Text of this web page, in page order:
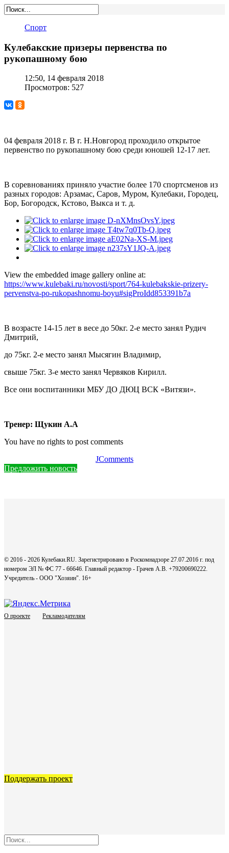
Спорт
Кулебакские призеры первенства по
рукопашному бою
12:50, 14 февраля 2018
Просмотров: 527
04 февраля 2018 г. В г. Н.Новгород проходило открытое
первенство по рукопашному бою среди юношей 12-17 лет.
В соревнованиях приняло участие более 170 спортсменов из
разных городов: Арзамас, Саров, Муром, Кулебаки, Городец,
Бор, Богородск, Кстово, Выкса и т. д.
View the embedded image gallery online at:
https://www.kulebaki.ru/novosti/sport/764-kulebakskie-prizery-
pervenstva-po-rukopashnomu-boyu#sigProIdd853391b7a
В возрасте 14-15 лет в весе до 50кг. 2-е место занял Рудич
Дмитрий,
до 75кг. 2-е место занял Мысягин Владимир,
свыше 75кг. 3-е место занял Червяков Кирилл.
Все они воспитанники МБУ ДО ДЮЦ ВСК «Витязи».
Тренер: Щукин А.А
You have no rights to post comments
JComments
Предложить новость
© 2016 - 2026 Кулебаки.RU. Зарегистрировано в Роскомнадзоре 27.07.2016 г. под
номером ЭЛ № ФС 77 - 66646. Главный редактор - Грачев А.В. +79200690222.
Учредитель - ООО "Хозяин". 16+
О проекте Рекламодателям
Поддержать проект